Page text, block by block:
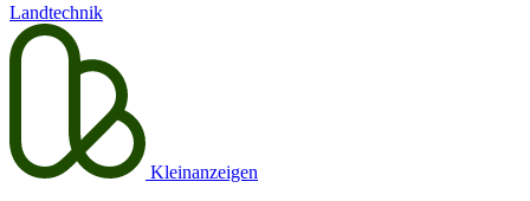
Landtechnik
Kleinanzeigen